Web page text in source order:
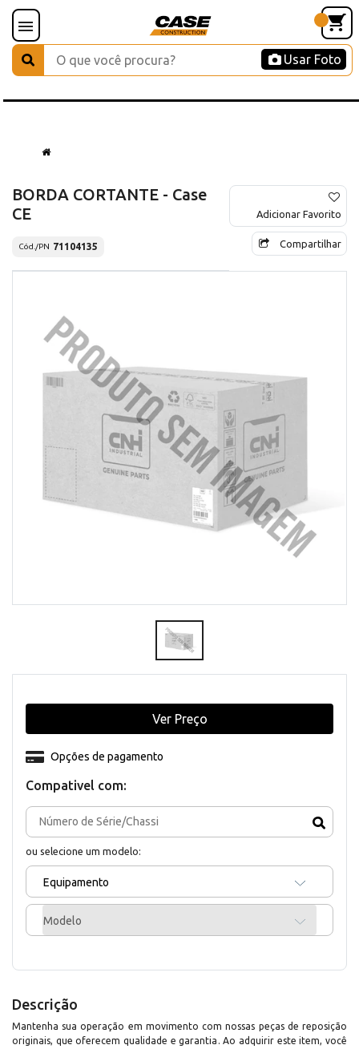
Usar Foto
BORDA CORTANTE - Case
CE
Cód./PN 71104135
Adicionar Favorito
Compartilhar
Compativel com:
ou selecione um modelo:
Equipamento
Modelo
Opções de pagamento
Ver Preço
Descrição
Mantenha sua operação em movimento com nossas peças de reposição
originais, que oferecem qualidade e garantia. Ao adquirir este item, você